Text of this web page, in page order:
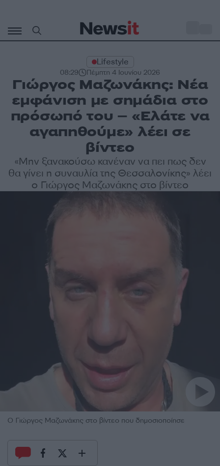
περιεχόμενο
Lifestyle
08:29 Πέμπτη 4 Ιουνίου 2026
Γιώργος Μαζωνάκης: Νέα
εμφάνιση με σημάδια στο
πρόσωπό του – «Ελάτε να
αγαπηθούμε» λέει σε
βίντεο
«Μην ξανακούσω κανέναν να πει πως δεν
θα γίνει η συναυλία της Θεσσαλονίκης» λέει
ο Γιώργος Μαζωνάκης στο βίντεο
Ο Γιώργος Μαζωνάκης στο βίντεο που δημοσιοποίησε